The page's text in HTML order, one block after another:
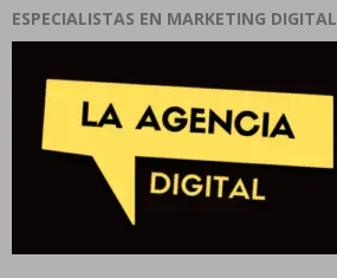
ESPECIALISTAS EN MARKETING DIGITAL